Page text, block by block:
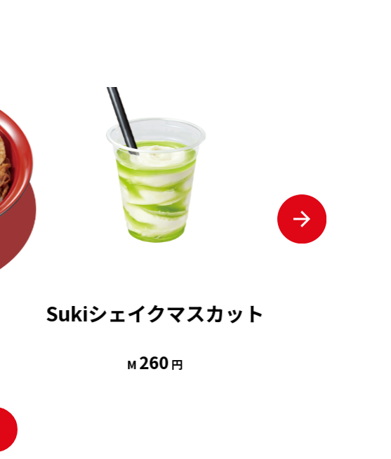
Sukiシェイクマスカット
M 260 円